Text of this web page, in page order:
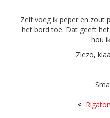
Zelf voeg ik peper en zout
het bord toe. Dat geeft
hou
Ziezo,